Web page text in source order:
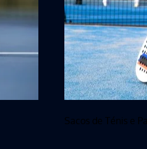
Sacos de Ténis e